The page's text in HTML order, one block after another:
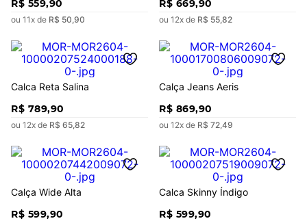
R$ 559,90
ou 11x de R$ 50,90
R$ 669,90
ou 12x de R$ 55,82
Calca Reta Salina
R$ 789,90
ou 12x de R$ 65,82
Calça Jeans Aeris
R$ 869,90
ou 12x de R$ 72,49
Calça Wide Alta
R$ 599,90
Calca Skinny Índigo
R$ 599,90